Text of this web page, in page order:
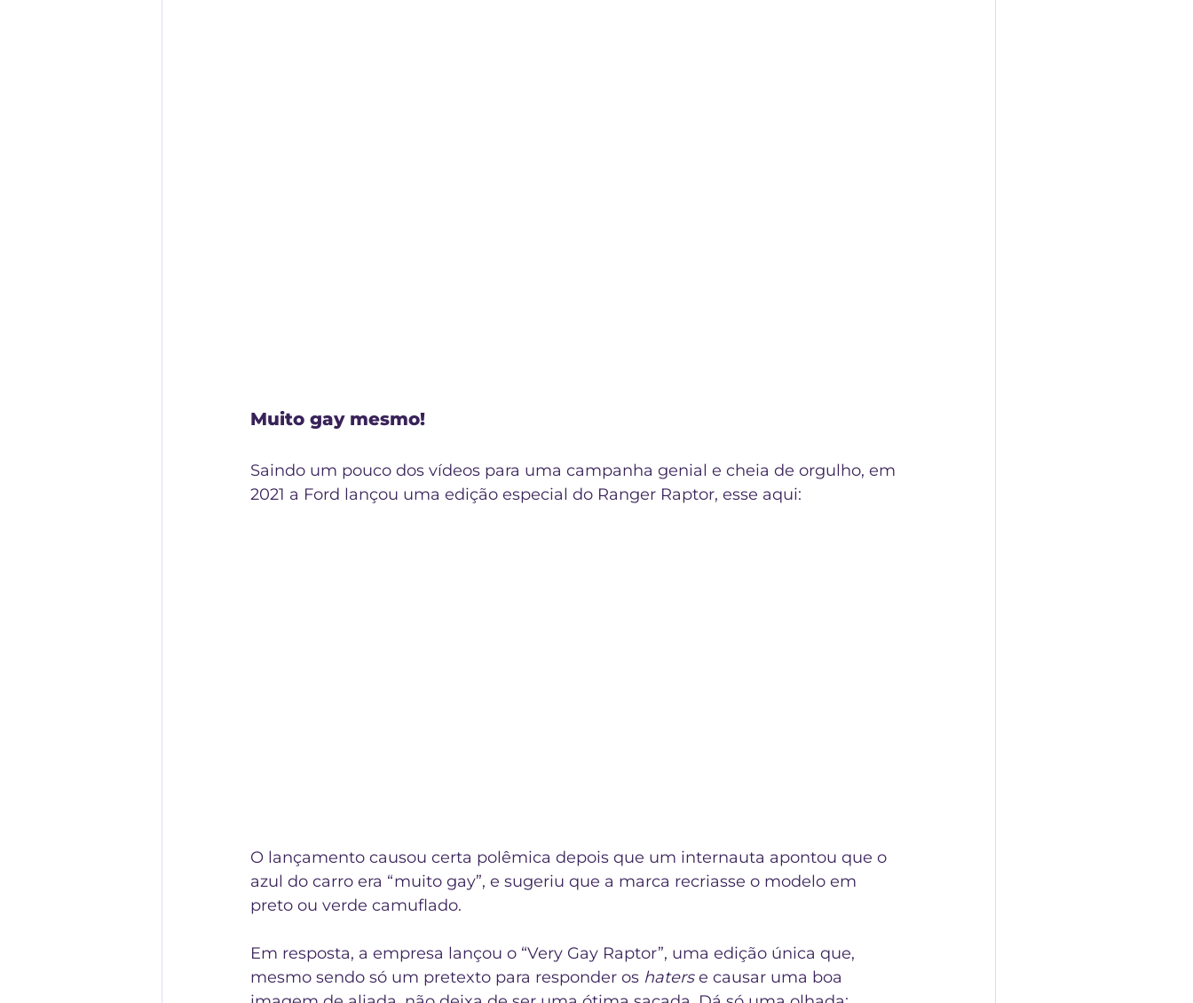
Muito gay mesmo!
Saindo um pouco dos vídeos para uma campanha genial e cheia de orgulho, em
2021 a Ford lançou uma edição especial do Ranger Raptor, esse aqui:
O lançamento causou certa polêmica depois que um internauta apontou que o
azul do carro era “muito gay”, e sugeriu que a marca recriasse o modelo em
preto ou verde camuflado.
Em resposta, a empresa lançou o “Very Gay Raptor”, uma edição única que,
mesmo sendo só um pretexto para responder os haters e causar uma boa